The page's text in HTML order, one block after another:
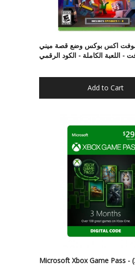
اكس بوكس وضع قصة ميني
- اللعبة الكاملة ​​- الكود الرقمي
Add to Cart
Microsoft Xbox Game Pass -